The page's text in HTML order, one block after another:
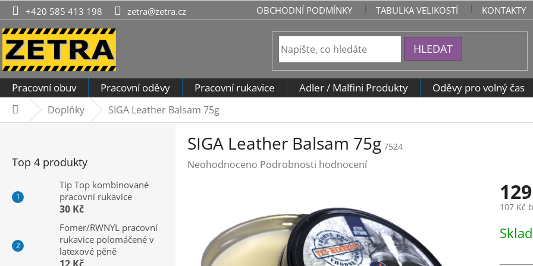
Přejít
na
obsah
+420 585 413 198 zetra@zetra.cz OBCHODNÍ PODMÍNKY TABULKA VELIKOSTÍ KONTAKTY
HLEDAT
Pracovní obuv Pracovní oděvy Pracovní rukavice Adler / Malfini Produkty Oděvy pro volný čas
DomůDoplňky SIGA Leather Balsam 75g
Top 4 produkty
Tip Top kombinované
pracovní rukavice
30 Kč
Fomer/RWNYL pracovní
rukavice polomáčené v
latexové pěně
SIGA Leather Balsam 75g 7524
Průměrné
hvězdiček.
Neohodnoceno Podrobnosti hodnocení
107 Kč
cena: